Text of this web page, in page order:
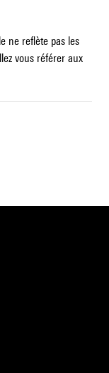
ne reflète pas les
vous référer aux